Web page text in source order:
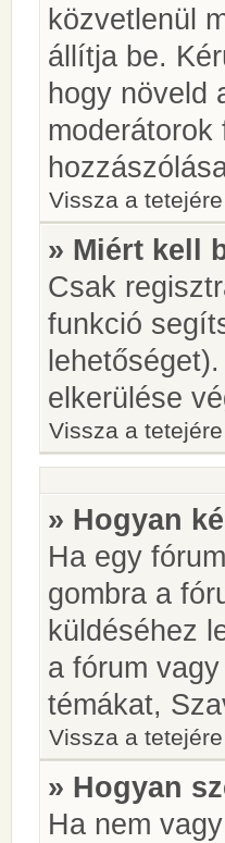
közvetlenül
állítja be.
hogy növeld
Vissza a tetejére
» Miért kell
Csak
funkció
elkerülése
Vissza a tetejére
» Hogyan
Ha egy
gombra a
küldéséhez
a fórum
témákat,
Vissza a tetejére
» Hogyan
Ha nem